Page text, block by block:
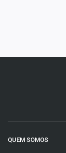
QUEM SOMOS